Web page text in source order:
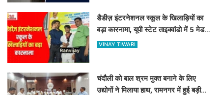
डैडीज़ इंटरनेशनल स्कूल के खिलाड़ियों का
बड़ा कारनामा, यूपी स्टेट ताइक्वांडो में 5 मेडल्स
पर जमाया कब्जा
VINAY TIWARI
चंदौली को बाल श्रम मुक्त बनाने के लिए
उद्योगों ने मिलाया हाथ, रामनगर में हुई बड़ी